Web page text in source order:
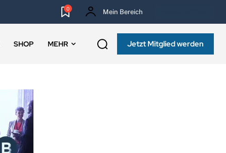
0 Mein Bereich
SHOP MEHR Jetzt Mitglied werden